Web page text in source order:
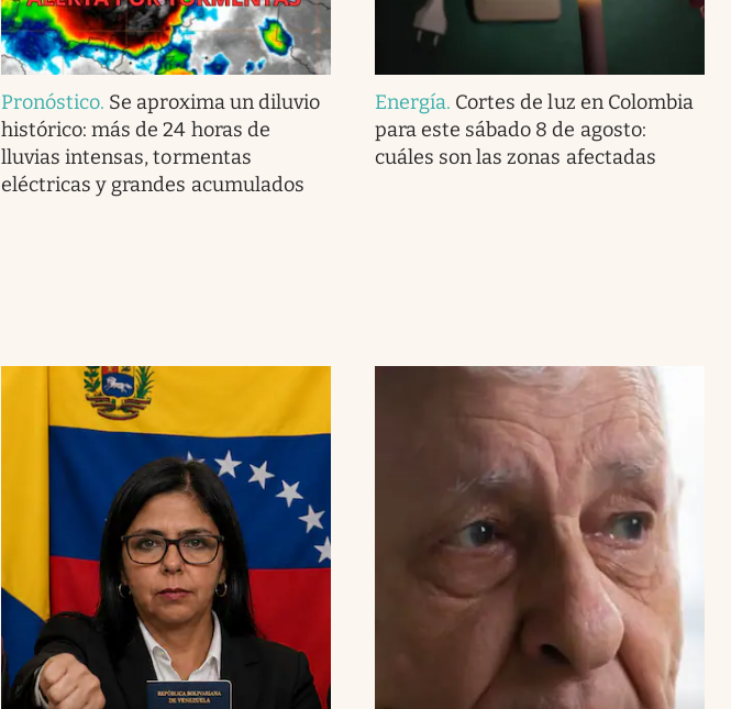
Pronóstico. Se aproxima un diluvio
histórico: más de 24 horas de
lluvias intensas, tormentas
eléctricas y grandes acumulados
Energía. Cortes de luz en Colombia
para este sábado 8 de agosto:
cuáles son las zonas afectadas